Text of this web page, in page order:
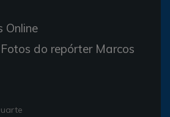
Online
do repórter Marcos